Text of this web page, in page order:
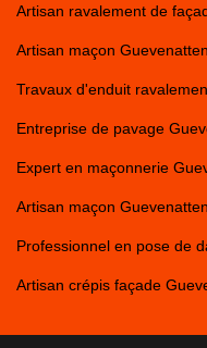
Artisan ravalement de
Artisan maçon
Travaux d'enduit
Entreprise de pavage
Expert en maçonnerie
Artisan maçon
Professionnel en pose de
Artisan crépis façade